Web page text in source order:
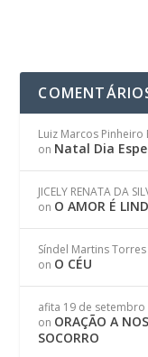
Luiz Marcos Pinheiro
on Natal Dia
JICELY RENATA DA
on O AMOR É
Síndel Martins Torres
on O CÉU
afita 19 de setembro
on ORAÇÃO A
SOCORRO